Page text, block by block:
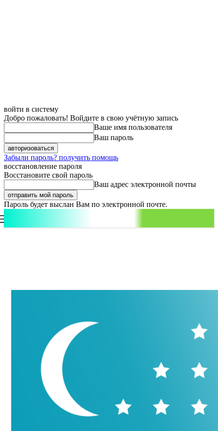
войти в систему
Добро пожаловать! Войдите в свою учётную запись
Ваше имя пользователя
Ваш пароль
Забыли пароль? получить помощь
восстановление пароля
Восстановите свой пароль
Ваш адрес электронной почты
Пароль будет выслан Вам по электронной почте.